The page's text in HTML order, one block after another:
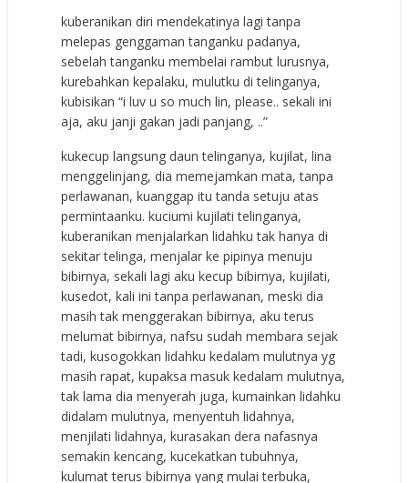
kuberanikan diri mendekatinya lagi tanpa
melepas genggaman tanganku padanya,
sebelah tanganku membelai rambut lurusnya,
kurebahkan kepalaku, mulutku di telinganya,
kubisikan “i luv u so much lin, please.. sekali ini
aja, aku janji gakan jadi panjang, ..”
kukecup langsung daun telinganya, kujilat, lina
menggelinjang, dia memejamkan mata, tanpa
perlawanan, kuanggap itu tanda setuju atas
permintaanku. kuciumi kujilati telinganya,
kuberanikan menjalarkan lidahku tak hanya di
sekitar telinga, menjalar ke pipinya menuju
bibirnya, sekali lagi aku kecup bibirnya, kujilati,
kusedot, kali ini tanpa perlawanan, meski dia
masih tak menggerakan bibirnya, aku terus
melumat bibirnya, nafsu sudah membara sejak
tadi, kusogokkan lidahku kedalam mulutnya yg
masih rapat, kupaksa masuk kedalam mulutnya,
tak lama dia menyerah juga, kumainkan lidahku
didalam mulutnya, menyentuh lidahnya,
menjilati lidahnya, kurasakan dera nafasnya
semakin kencang, kucekatkan tubuhnya,
kulumat terus bibirnya yang mulai terbuka,